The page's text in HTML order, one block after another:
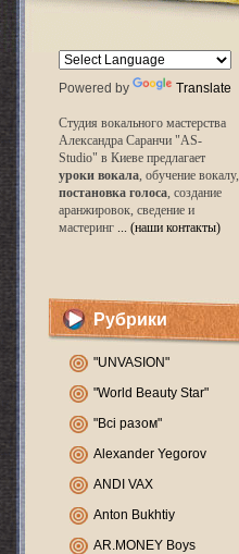
Powered by Translate
Студия вокального мастерства
Александра Саранчи "AS-
Studio" в Киеве предлагает
уроки вокала, обучение вокалу,
постановка голоса, создание
аранжировок, сведение и
мастеринг ... (наши контакты)
Рубрики
"UNVASION"
"World Beauty Star"
"Всі разом"
Alexander Yegorov
ANDI VAX
Anton Bukhtiy
AR.MONEY Boys